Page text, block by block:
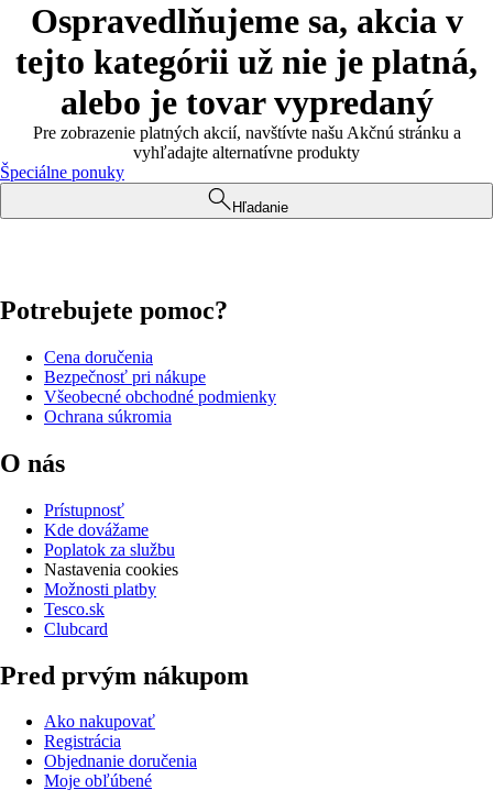
Ospravedlňujeme sa, akcia v
tejto kategórii už nie je platná,
alebo je tovar vypredaný
Pre zobrazenie platných akcií, navštívte našu Akčnú stránku a
vyhľadajte alternatívne produkty
Špeciálne ponuky
Hľadanie
Potrebujete pomoc?
Cena doručenia
Bezpečnosť pri nákupe
Všeobecné obchodné podmienky
Ochrana súkromia
O nás
Prístupnosť
Kde dovážame
Poplatok za službu
Nastavenia cookies
Možnosti platby
Tesco.sk
Clubcard
Pred prvým nákupom
Ako nakupovať
Registrácia
Objednanie doručenia
Moje obľúbené